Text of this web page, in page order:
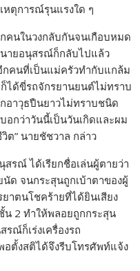
หตุการณ์รุนแรงใด ๆ
คนในวงกลับกันจนเกือบหมด
ายอนุสรณ์ก็กลับไปแล้ว
คนที่เป็นแม่ครัวทำกับแกล้ม
ได้ขี่รถจักรยานยนต์ไม่ทราบ
อาวุธปืนยาวไม่ทราบชนิด
กว่าวันนี้เป็นวันเกิดและผม
ต” นายชัชวาล กล่าว
รณ์ ได้เรียกชื่อเล่นผู้ตายว่า
นัด จนกระสุนถูกเบ้าตาของผู้
าตนโชคร้ายที่ได้ยินเสียง
น 2 ทำให้พลอยถูกกระสุน
ณ์ก็เร่งเครื่องรถ
ตั้งสติได้จึงรีบโทรศัพท์แจ้ง